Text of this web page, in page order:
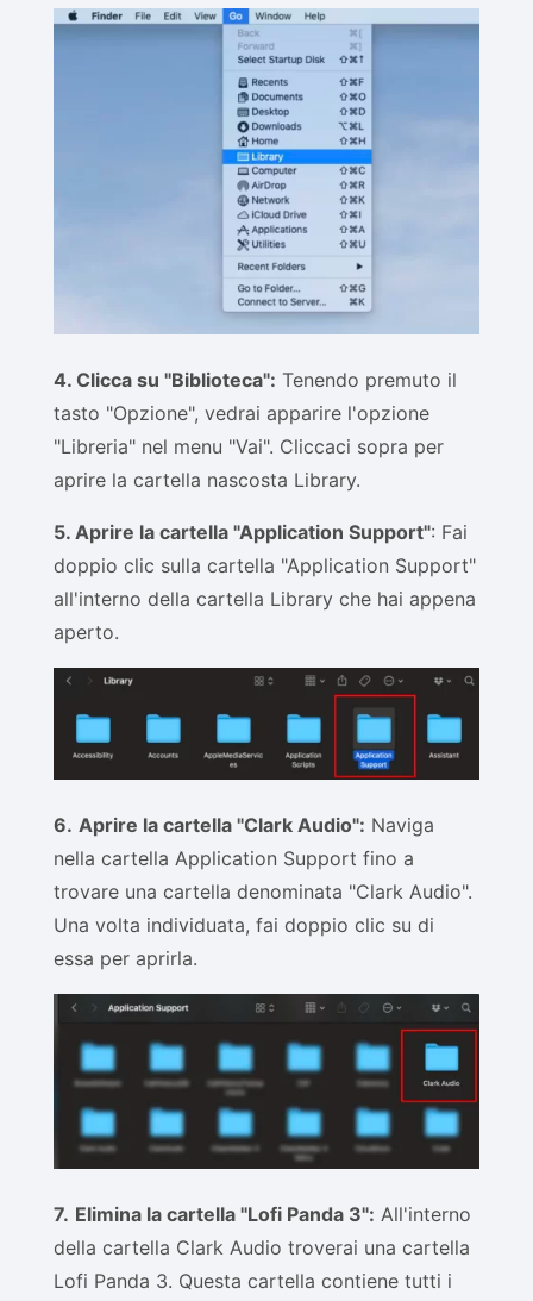
4. Clicca su "Biblioteca": Tenendo premuto il
tasto "Opzione", vedrai apparire l'opzione
"Libreria" nel menu "Vai". Cliccaci sopra per
aprire la cartella nascosta Library.
5. Aprire la cartella "Application Support": Fai
doppio clic sulla cartella "Application Support"
all'interno della cartella Library che hai appena
aperto.
6. Aprire la cartella "Clark Audio": Naviga
nella cartella Application Support fino a
trovare una cartella denominata "Clark Audio".
Una volta individuata, fai doppio clic su di
essa per aprirla.
7. Elimina la cartella "Lofi Panda 3": All'interno
della cartella Clark Audio troverai una cartella
Lofi Panda 3. Questa cartella contiene tutti i